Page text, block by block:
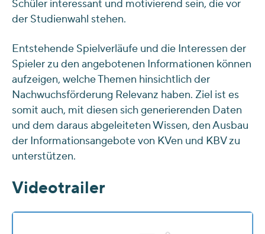
Schüler interessant und motivierend sein, die vor
der Studienwahl stehen.
Entstehende Spielverläufe und die Interessen der
Spieler zu den angebotenen Informationen können
aufzeigen, welche Themen hinsichtlich der
Nachwuchsförderung Relevanz haben. Ziel ist es
somit auch, mit diesen sich generierenden Daten
und dem daraus abgeleiteten Wissen, den Ausbau
der Informationsangebote von KVen und KBV zu
unterstützen.
Videotrailer